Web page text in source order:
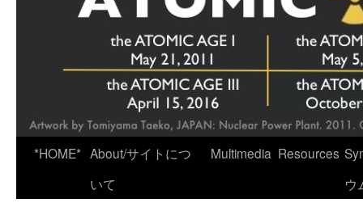
*HOME* About/サイトにつ
いて
Multimedia Resources
ウ